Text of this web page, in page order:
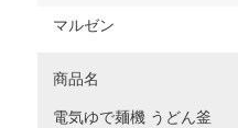
マルゼン
商品名
電気ゆで麺機 うどん釜